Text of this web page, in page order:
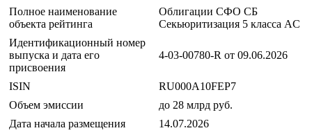
Полное наименование
объекта рейтинга
Облигации СФО СБ
Секьюритизация 5 класса AС
Идентификационный номер
выпуска и дата его
присвоения
4-03-00780-R от 09.06.2026
ISIN
RU000A10FEP7
Объем эмиссии
до 28 млрд руб.
Дата начала размещения
14.07.2026